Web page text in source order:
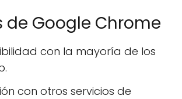
de Google Chrome
con la mayoría de los
con otros servicios de